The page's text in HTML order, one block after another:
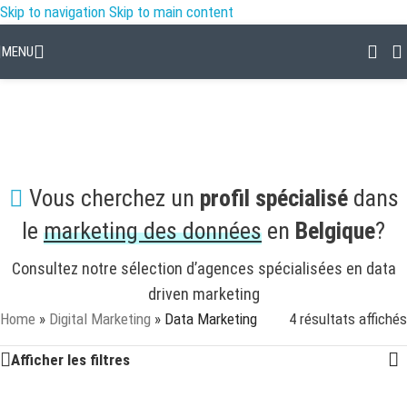
Skip to navigation Skip to main content
MENU
Vous cherchez un profil spécialisédans
le marketing des données en Belgique?
Consultez notre sélection d’agences spécialisées en data
driven marketing
Home » Digital Marketing » Data Marketing 4 résultats affichés
Afficher les filtres